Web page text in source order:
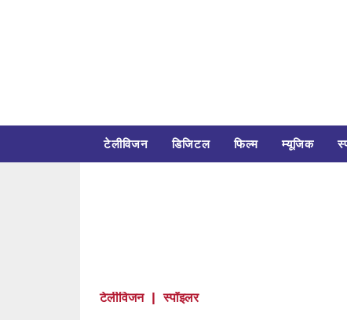
टेलीविजन डिजिटल फिल्म म्यूजिक
टेलीविजन | स्पॉइलर